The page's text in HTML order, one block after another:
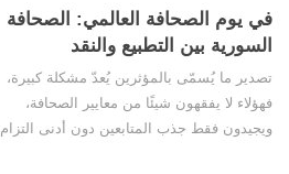
في يوم الصحافة العالمي: الصحافة
السورية بين التطبيع والنقد
تصدير ما يُسمّى بالمؤثرين يُعدّ مشكلة كبيرة،
فهؤلاء لا يفقهون شيئًا من معايير الصحافة،
ويجيدون فقط جذب المتابعين دون أدنى التزام